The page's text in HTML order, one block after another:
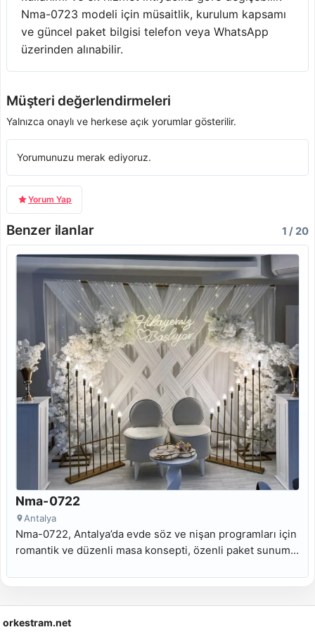
Nma-0723 modeli için müsaitlik, kurulum kapsamı
ve güncel paket bilgisi telefon veya WhatsApp
üzerinden alınabilir.
Müşteri değerlendirmeleri
Yalnızca onaylı ve herkese açık yorumlar gösterilir.
Yorumunuzu merak ediyoruz.
Yorum Yap
Benzer ilanlar 1 / 20
Nma-0722
Antalya
Nma-0722, Antalya’da evde söz ve nişan programları için
romantik ve düzenli masa konsepti, özenli paket sunumu
orkestram.net